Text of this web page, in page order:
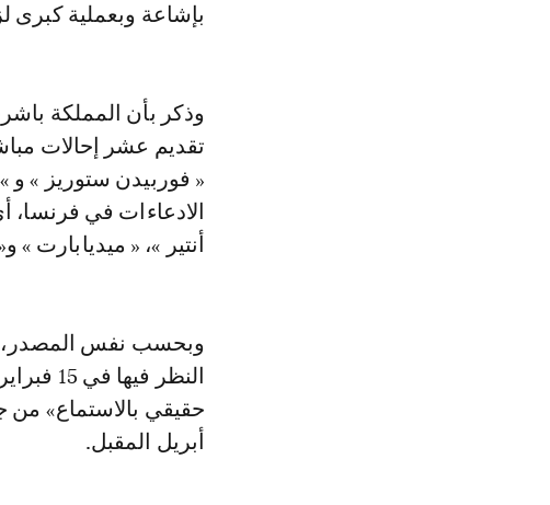
بإشاعة وبعملية كبرى
وذكر بأن المملكة
تقديم عشر إحالات
« فوربيدن ستوريز » و
الادعاءات في فرنسا،
أنتير »، « ميديابارت »
وبحسب نفس المصدر،
النظر
أبريل المقبل.